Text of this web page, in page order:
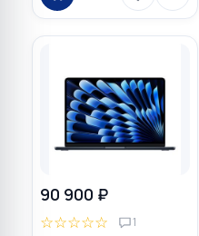
90 900 ₽
☆☆☆☆☆ 1